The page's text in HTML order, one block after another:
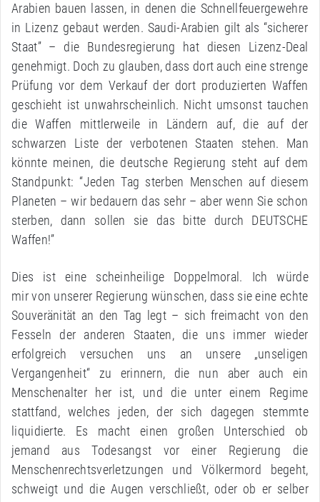
Arabien bauen lassen, in denen die Schnellfeuergewehre
in Lizenz gebaut werden. Saudi-Arabien gilt als “sicherer
Staat” – die Bundesregierung hat diesen Lizenz-Deal
genehmigt. Doch zu glauben, dass dort auch eine strenge
Prüfung vor dem Verkauf der dort produzierten Waffen
geschieht ist unwahrscheinlich. Nicht umsonst tauchen
die Waffen mittlerweile in Ländern auf, die auf der
schwarzen Liste der verbotenen Staaten stehen. Man
könnte meinen, die deutsche Regierung steht auf dem
Standpunkt: “Jeden Tag sterben Menschen auf diesem
Planeten – wir bedauern das sehr – aber wenn Sie schon
sterben, dann sollen sie das bitte durch DEUTSCHE
Waffen!”
Dies ist eine scheinheilige Doppelmoral. Ich würde
mir von unserer Regierung wünschen, dass sie eine echte
Souveränität an den Tag legt – sich freimacht von den
Fesseln der anderen Staaten, die uns immer wieder
erfolgreich versuchen uns an unsere „unseligen
Vergangenheit“ zu erinnern, die nun aber auch ein
Menschenalter her ist, und die unter einem Regime
stattfand, welches jeden, der sich dagegen stemmte
liquidierte. Es macht einen großen Unterschied ob
jemand aus Todesangst vor einer Regierung die
Menschenrechtsverletzungen und Völkermord begeht,
schweigt und die Augen verschließt, oder ob er selber